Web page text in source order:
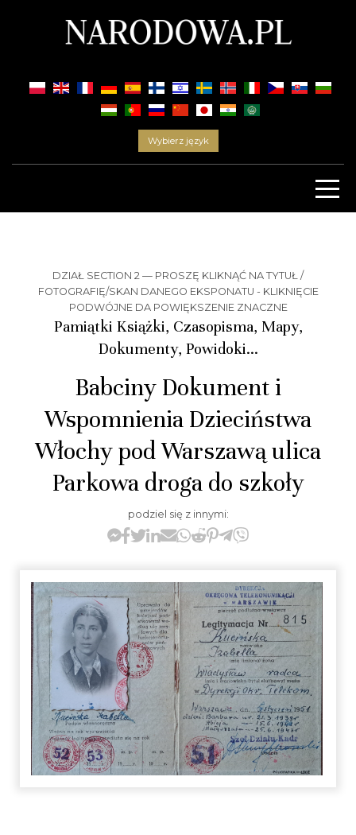
Wybierz język
DZIAŁ SECTION 2 — PROSZĘ KLIKNĄĆ NA TYTUŁ /
FOTOGRAFIĘ/SKAN DANEGO EKSPONATU - KLIKNIĘCIE
PODWÓJNE DA POWIĘKSZENIE ZNACZNE
Pamiątki Książki, Czasopisma, Mapy,
Dokumenty, Powidoki...
Babciny Dokument i
Wspomnienia Dzieciństwa
Włochy pod Warszawą ulica
Parkowa droga do szkoły
podziel się z innymi: